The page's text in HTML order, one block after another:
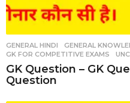
GENERAL HINDI ,GENERAL
GK FOR COMPETITIVE EXAMS
,
GK Question – GK
Question